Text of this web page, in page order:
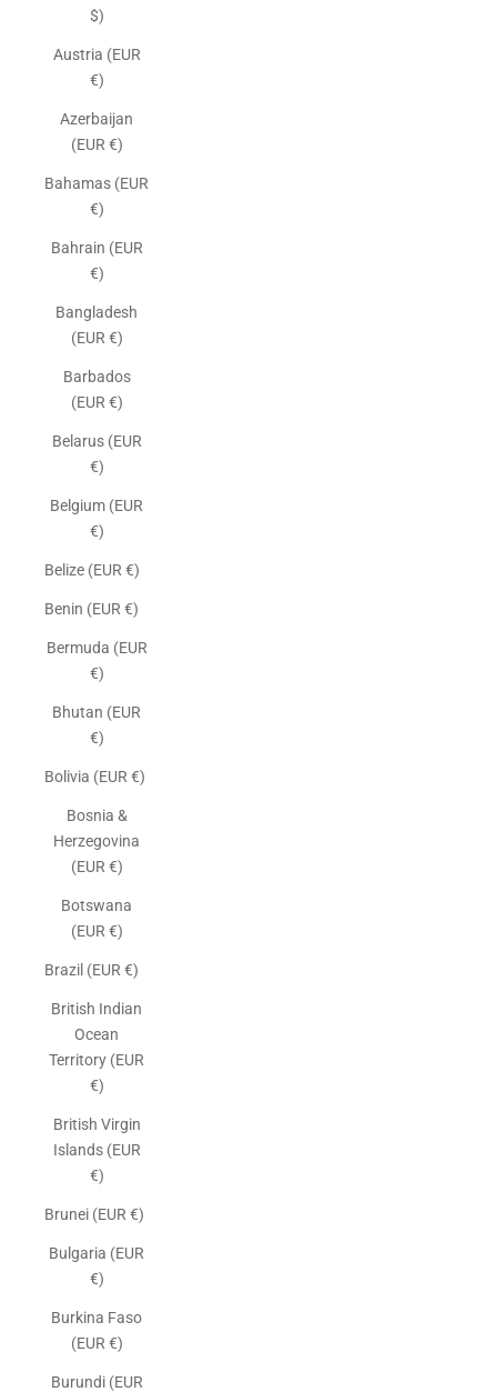
$)
Austria (EUR
€)
Azerbaijan
(EUR €)
Bahamas (EUR
€)
Bahrain (EUR
€)
Bangladesh
(EUR €)
Barbados
(EUR €)
Belarus (EUR
€)
Belgium (EUR
€)
Belize (EUR €)
Benin (EUR €)
Bermuda (EUR
€)
Bhutan (EUR
€)
Bolivia (EUR €)
Bosnia &
Herzegovina
(EUR €)
Botswana
(EUR €)
Brazil (EUR €)
British Indian
Ocean
Territory (EUR
€)
British Virgin
Islands (EUR
€)
Brunei (EUR €)
Bulgaria (EUR
€)
Burkina Faso
(EUR €)
Burundi (EUR